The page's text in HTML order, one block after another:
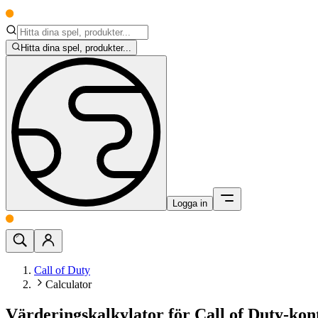
Hitta dina spel, produkter...
Logga in
Call of Duty
Calculator